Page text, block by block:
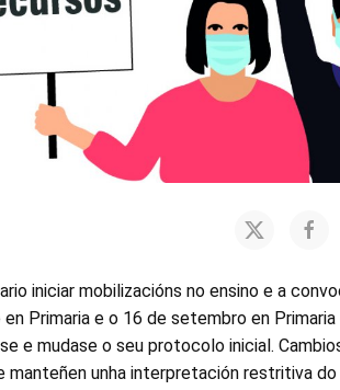
iniciar mobilizacións no ensino e a
Primaria e o 16 de setembro en
e mudase o seu protocolo inicial.
manteñen unha interpretación restritiva